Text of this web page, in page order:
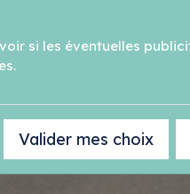
si les éventuelles
Valider mes choix